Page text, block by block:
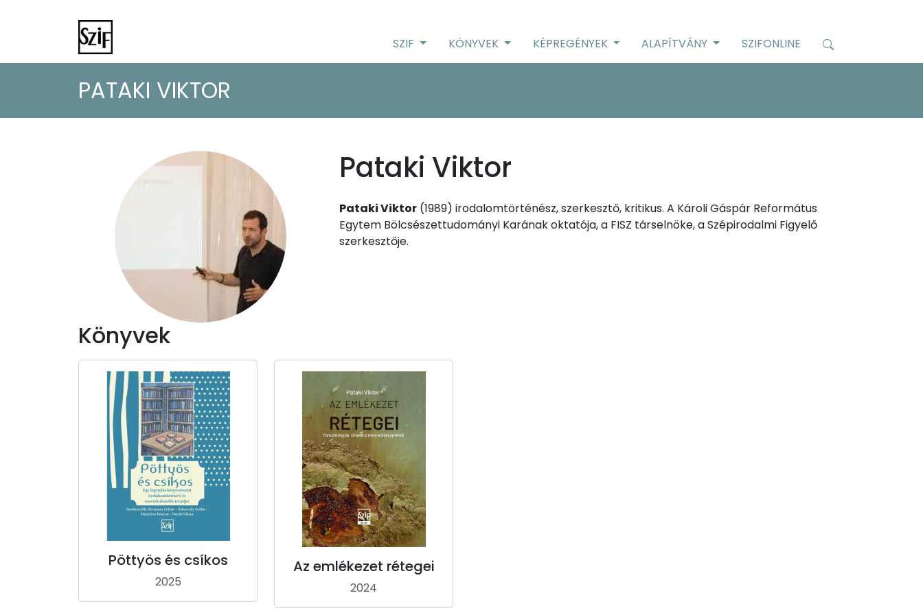
SZIF KÖNYVEK KÉPREGÉNYEK ALAPÍTVÁNY SZIFONLINE
PATAKI VIKTOR
Pataki Viktor
Pataki Viktor (1989) irodalomtörténész, szerkesztő, kritikus. A Károli Gáspár Református
Egytem Bölcsészettudományi Karának oktatója, a FISZ társelnöke, a Szépirodalmi Figyelő
szerkesztője.
Könyvek
Pöttyös és csíkos
2025
Az emlékezet rétegei
2024